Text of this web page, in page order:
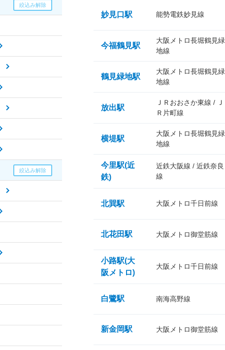
妙見口駅 能勢電鉄妙見線
今福鶴見駅
大阪メトロ長堀鶴見緑
地線
鶴見緑地駅
大阪メトロ長堀鶴見緑
地線
放出駅
ＪＲおおさか東線 / Ｊ
Ｒ片町線
横堤駅
大阪メトロ長堀鶴見緑
地線
今里駅(近
鉄)
近鉄大阪線 / 近鉄奈良
線
北巽駅 大阪メトロ千日前線
北花田駅 大阪メトロ御堂筋線
小路駅(大
阪メトロ)
大阪メトロ千日前線
白鷺駅 南海高野線
新金岡駅 大阪メトロ御堂筋線